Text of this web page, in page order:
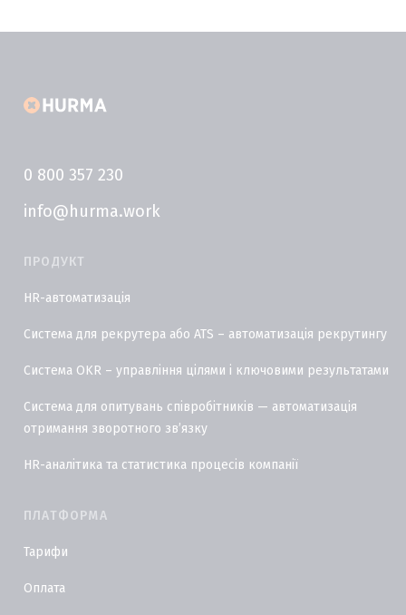
0 800 357 230
info@hurma.work
ПРОДУКТ
HR-автоматизація
Система для рекрутера або ATS – автоматизація рекрутингу
Система OKR – управління цілями і ключовими результатами
Система для опитувань співробітників — автоматизація
отримання зворотного звʼязку
HR-аналітика та статистика процесів компанії
ПЛАТФОРМА
Тарифи
Оплата